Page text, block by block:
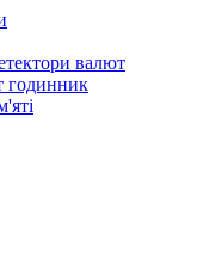
валют
годинник